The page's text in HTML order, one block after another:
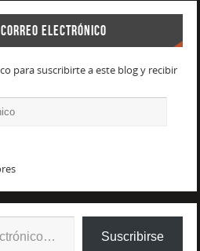
ELECTRÓNICO
para suscribirte a este blog y recibir
Suscribirse